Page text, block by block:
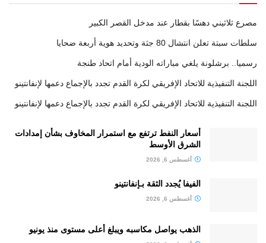
مصرع ثلاثيني دهسًا بقطار عند مدخل القصر الكبير
سلطات سبتة تعلن انتشال 80 جثة وتحديد هوية أربعة ضحايا
رسميا.. برشلونة يلغي مباراته الودية أمام اتحاد طنجة
اللجنة التنفيذية للاتحاد الإفريقي لكرة القدم تجدد بالإجماع دعمها لإنفانتينو
اللجنة التنفيذية للاتحاد الإفريقي لكرة القدم تجدد بالإجماع دعمها لإنفانتينو
أسعار النفط ترتفع مع استمرار المخاوف بشأن إمدادات
الشرق الأوسط
أغسطس 6, 2026
الفيفا يُجدد الثقة بـإنفانتينو
أغسطس 6, 2026
الذهب يواصل مكاسبه ويبلغ أعلى مستوى منذ يونيو